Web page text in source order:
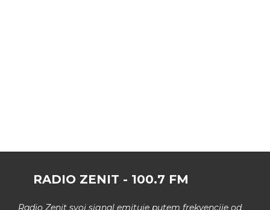
RADIO ZENIT - 100.7 FM
Radio Zenit svoj signal emituje putem frekvencije od